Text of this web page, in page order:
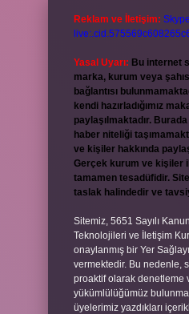
Reklam ve İletişim:
Yasal Uyarı: Bu internet
marka, kurum veya
bağlantısı
kendi hazırladığımız
paylaşılmaktadır.
haber niteliği
ve kişiler hakkında
Gerçek kurum ve kişiler
tamamen tesadüfidir.
taslak halindedir ve
Sitemiz, 5651 Sayılı
Teknolojileri ve İletişim
onaylanmış bir Yer
vermektedir. Bu nedenle,
proaktif olarak denetleme
yükümlülüğümüz
üyelerimiz yazdıkları